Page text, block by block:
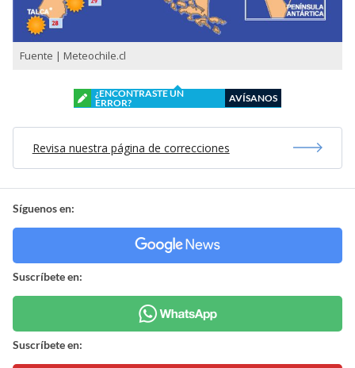
Fuente | Meteochile.cl
¿ENCONTRASTE UN
ERROR?
AVÍSANOS
Revisa nuestra página de correcciones
Síguenos en:
Suscríbete en:
Suscríbete en: